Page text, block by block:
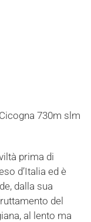
730m slm
prima di
d’Italia ed è
dalla sua
del
al lento ma